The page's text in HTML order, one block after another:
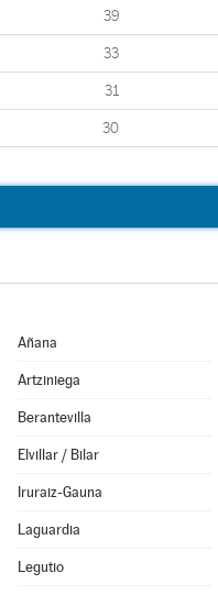
39
33
31
30
Añana
Artziniega
Berantevilla
Elvillar / Bilar
Iruraiz-Gauna
Laguardia
Legutio